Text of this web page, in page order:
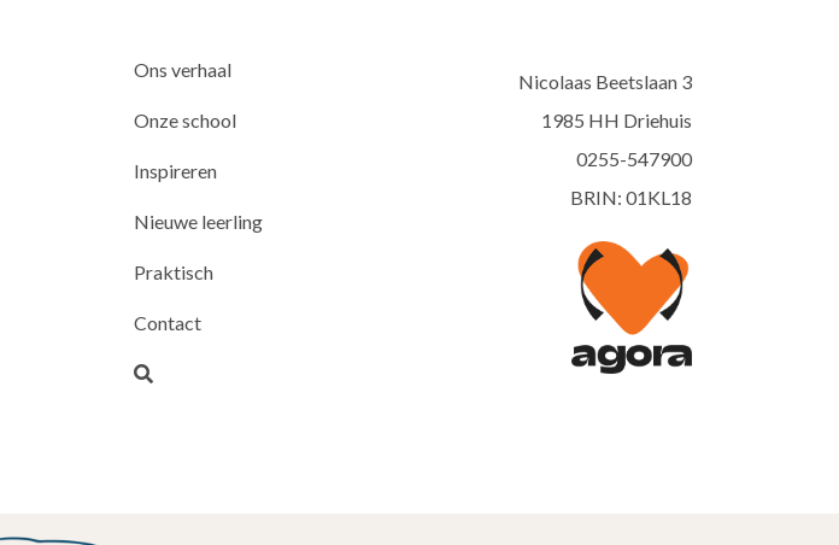
Ons verhaal
Onze school
Inspireren
Nieuwe leerling
Praktisch
Contact
Nicolaas Beetslaan 3
1985 HH Driehuis
0255-547900
BRIN: 01KL18